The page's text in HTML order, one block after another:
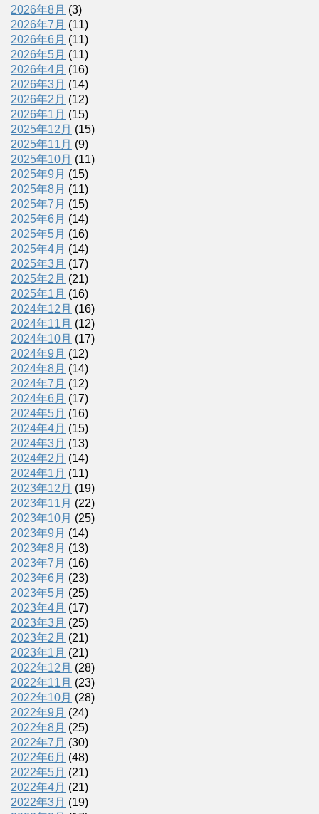
2026年8月 (3)
2026年7月 (11)
2026年6月 (11)
2026年5月 (11)
2026年4月 (16)
2026年3月 (14)
2026年2月 (12)
2026年1月 (15)
2025年12月 (15)
2025年11月 (9)
2025年10月 (11)
2025年9月 (15)
2025年8月 (11)
2025年7月 (15)
2025年6月 (14)
2025年5月 (16)
2025年4月 (14)
2025年3月 (17)
2025年2月 (21)
2025年1月 (16)
2024年12月 (16)
2024年11月 (12)
2024年10月 (17)
2024年9月 (12)
2024年8月 (14)
2024年7月 (12)
2024年6月 (17)
2024年5月 (16)
2024年4月 (15)
2024年3月 (13)
2024年2月 (14)
2024年1月 (11)
2023年12月 (19)
2023年11月 (22)
2023年10月 (25)
2023年9月 (14)
2023年8月 (13)
2023年7月 (16)
2023年6月 (23)
2023年5月 (25)
2023年4月 (17)
2023年3月 (25)
2023年2月 (21)
2023年1月 (21)
2022年12月 (28)
2022年11月 (23)
2022年10月 (28)
2022年9月 (24)
2022年8月 (25)
2022年7月 (30)
2022年6月 (48)
2022年5月 (21)
2022年4月 (21)
2022年3月 (19)